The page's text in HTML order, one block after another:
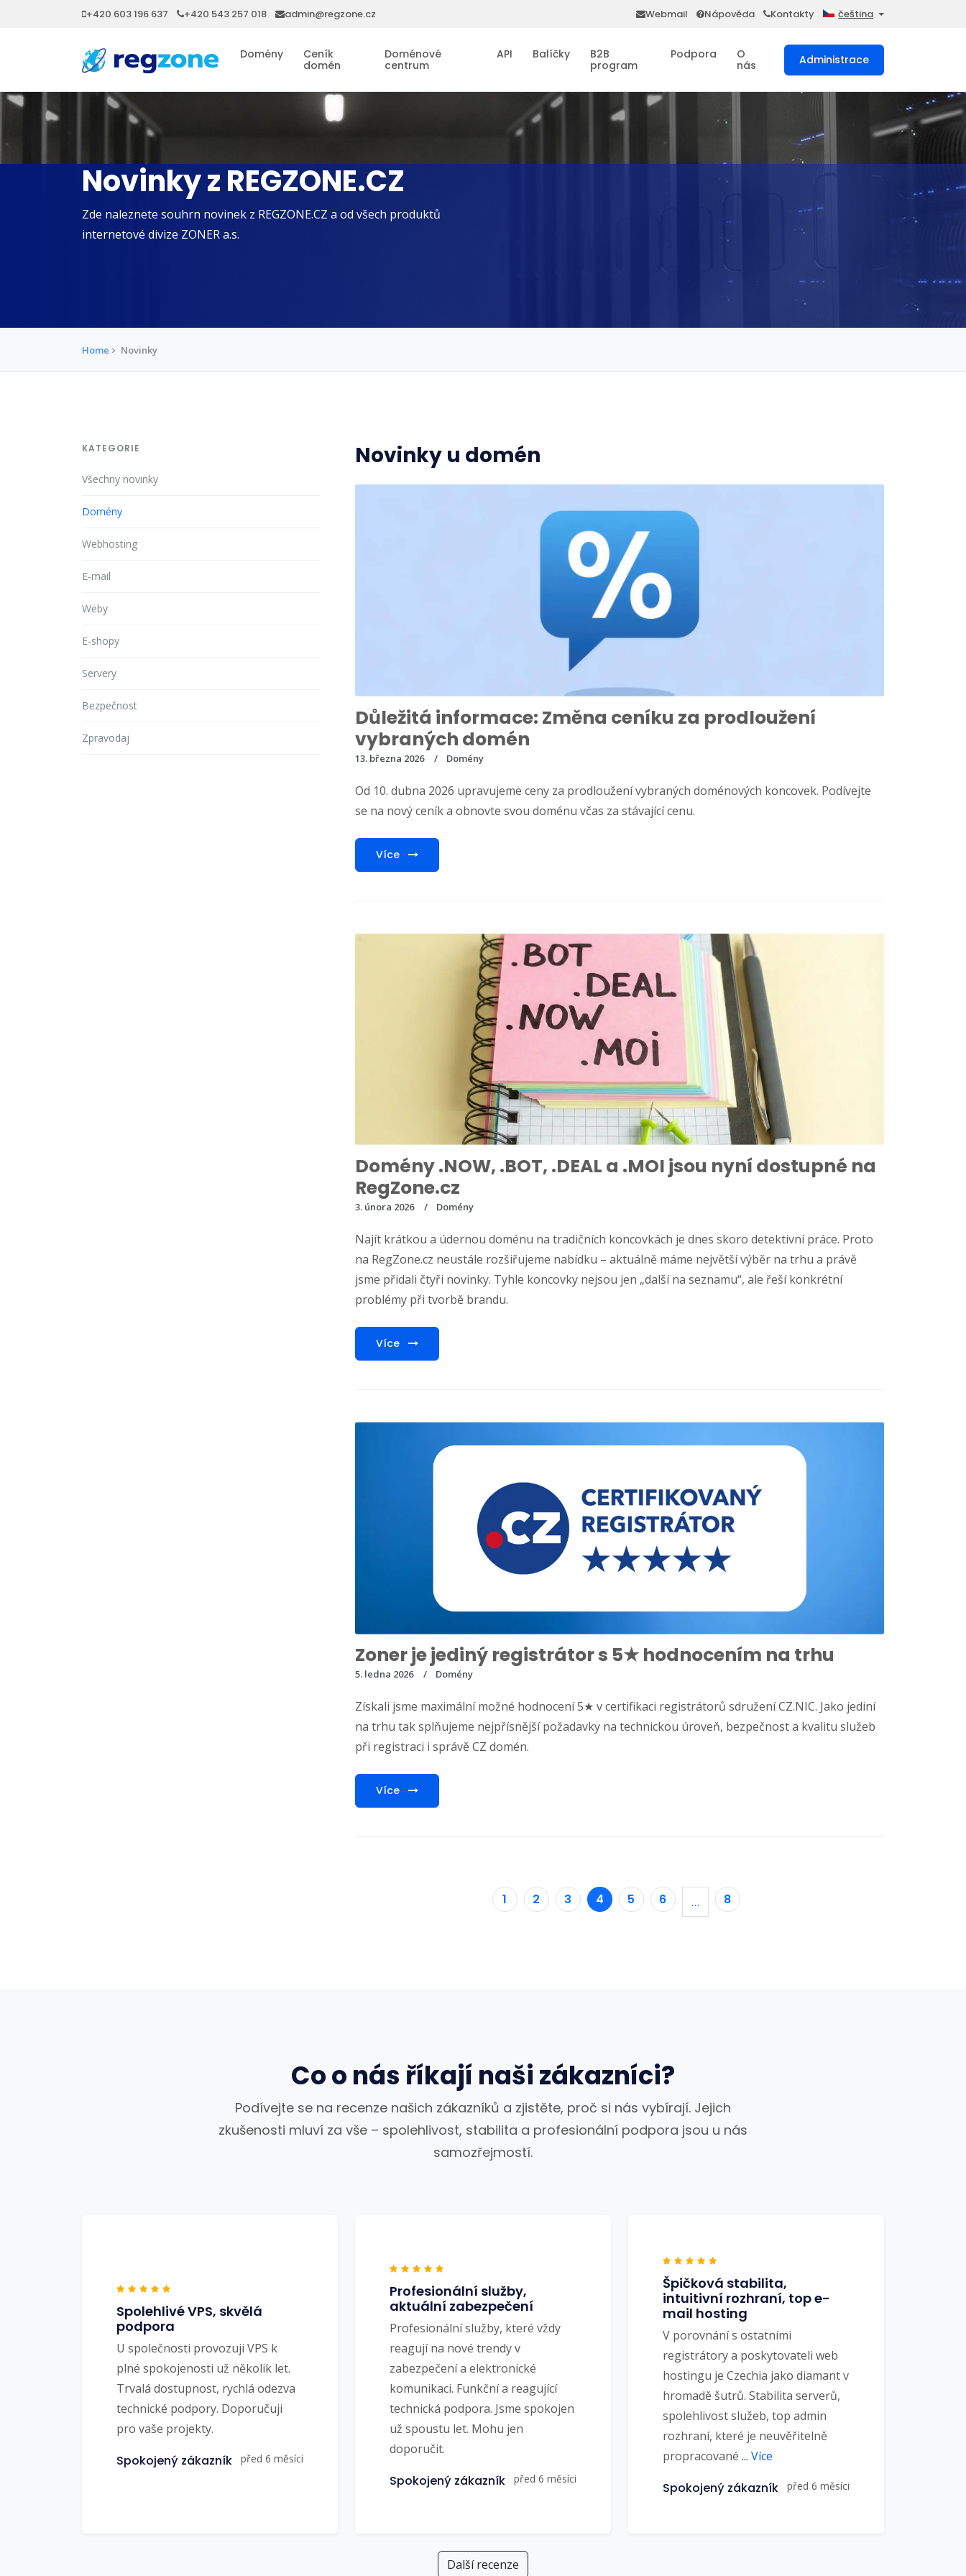
+420 603 196 637 +420 543 257 018 admin@regzone.cz Webmail Nápověda Kontakty čeština
Domény
Ceník
domén
Doménové
centrum
API Balíčky
B2B
program
Podpora
O
nás
Administrace
Novinky z REGZONE.CZ
Zde naleznete souhrn novinek z REGZONE.CZ a od všech produktů
internetové divize ZONER a.s.
Home Novinky
KATEGORIE
Všechny novinky
Domény
Webhosting
E-mail
Weby
E-shopy
Servery
Bezpečnost
Zpravodaj
Novinky u domén
Důležitá informace: Změna ceníku za prodloužení
vybraných domén
13. března 2026 Domény
Od 10. dubna 2026 upravujeme ceny za prodloužení vybraných doménových koncovek. Podívejte
se na nový ceník a obnovte svou doménu včas za stávající cenu.
Více
Domény .NOW, .BOT, .DEAL a .MOI jsou nyní dostupné na
RegZone.cz
3. února 2026 Domény
Najít krátkou a údernou doménu na tradičních koncovkách je dnes skoro detektivní práce. Proto
na RegZone.cz neustále rozšiřujeme nabídku – aktuálně máme největší výběr na trhu a právě
jsme přidali čtyři novinky. Tyhle koncovky nejsou jen „další na seznamu“, ale řeší konkrétní
problémy při tvorbě brandu.
Více
Zoner je jediný registrátor s 5★ hodnocením na trhu
5. ledna 2026 Domény
Získali jsme maximální možné hodnocení 5★ v certifikaci registrátorů sdružení CZ.NIC. Jako jediní
na trhu tak splňujeme nejpřísnější požadavky na technickou úroveň, bezpečnost a kvalitu služeb
při registraci i správě CZ domén.
Více
1 2 3 4 5 6 … 8
Co o nás říkají naši zákazníci?
Podívejte se na recenze našich zákazníků a zjistěte, proč si nás vybírají. Jejich
zkušenosti mluví za vše – spolehlivost, stabilita a profesionální podpora jsou u nás
samozřejmostí.
Spolehlivé VPS, skvělá
podpora
U společnosti provozuji VPS k
plné spokojenosti už několik let.
Trvalá dostupnost, rychlá odezva
technické podpory. Doporučuji
pro vaše projekty.
Spokojený zákazník před 6 měsíci
Profesionální služby,
aktuální zabezpečení
Profesionální služby, které vždy
reagují na nové trendy v
zabezpečení a elektronické
komunikaci. Funkční a reagující
technická podpora. Jsme spokojen
už spoustu let. Mohu jen
doporučit.
Spokojený zákazník před 6 měsíci
Špičková stabilita,
intuitivní rozhraní, top e-
mail hosting
V porovnání s ostatními
registrátory a poskytovateli web
hostingu je Czechia jako diamant v
hromadě šutrů. Stabilita serverů,
spolehlivost služeb, top admin
rozhraní, které je neuvěřitelně
propracované ... Více
Spokojený zákazník před 6 měsíci
Další recenze